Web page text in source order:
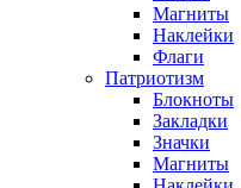
Магниты
Наклейки
Флаги
Патриотизм
Блокноты
Закладки
Значки
Магниты